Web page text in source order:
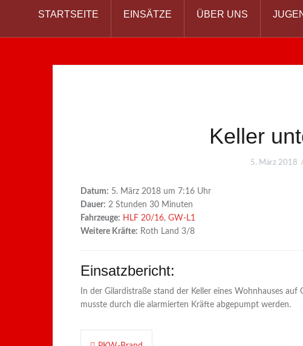
STARTSEITE EINSÄTZE ÜBER UNS
Keller
5. März 2018
Datum: 5. März 2018 um 7:16 Uhr
Dauer: 2 Stunden 30 Minuten
Fahrzeuge: HLF 20/16, GW-L1
Weitere Kräfte: Roth Land 3/8
Einsatzbericht:
In der Gilardistraße stand der Keller eines Wohnhauses
musste durch die alarmierten Kräfte abgepumpt werden.
Beitragsnavigation